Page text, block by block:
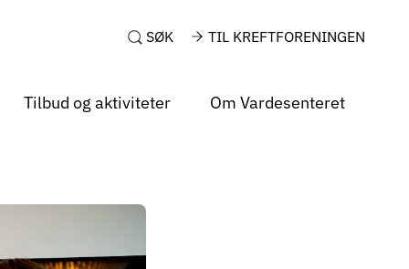
SØK TIL KREFTFORENINGEN
Tilbud og aktiviteter Om Vardesenteret